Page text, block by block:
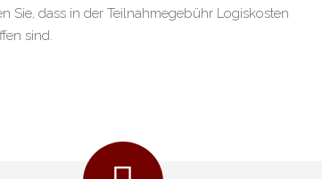
Sie, dass in der Teilnahmegebühr Logiskosten
sind.